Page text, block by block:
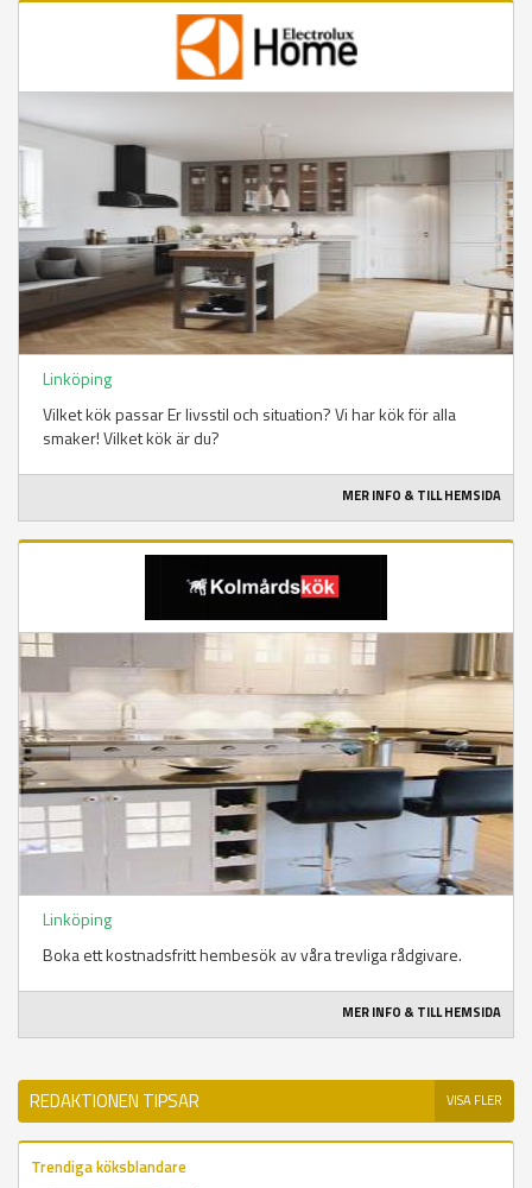
Linköping
Vilket kök passar Er livsstil och situation? Vi har kök för alla
smaker! Vilket kök är du?
MER INFO & TILL HEMSIDA
Linköping
Boka ett kostnadsfritt hembesök av våra trevliga rådgivare.
MER INFO & TILL HEMSIDA
REDAKTIONEN TIPSAR VISA FLER
Trendiga köksblandare